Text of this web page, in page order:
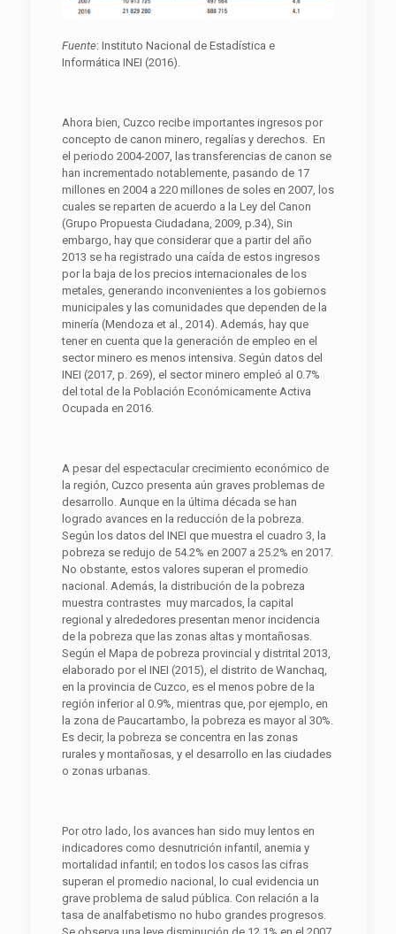
Fuente: Instituto Nacional de Estadística e
Informática INEI (2016).
Ahora bien, Cuzco recibe importantes ingresos por
concepto de canon minero, regalías y derechos. En
el periodo 2004-2007, las transferencias de canon se
han incrementado notablemente, pasando de 17
millones en 2004 a 220 millones de soles en 2007, los
cuales se reparten de acuerdo a la Ley del Canon
(Grupo Propuesta Ciudadana, 2009, p.34), Sin
embargo, hay que considerar que a partir del año
2013 se ha registrado una caída de estos ingresos
por la baja de los precios internacionales de los
metales, generando inconvenientes a los gobiernos
municipales y las comunidades que dependen de la
minería (Mendoza et al., 2014). Además, hay que
tener en cuenta que la generación de empleo en el
sector minero es menos intensiva. Según datos del
INEI (2017, p. 269), el sector minero empleó al 0.7%
del total de la Población Económicamente Activa
Ocupada en 2016.
A pesar del espectacular crecimiento económico de
la región, Cuzco presenta aún graves problemas de
desarrollo. Aunque en la última década se han
logrado avances en la reducción de la pobreza.
Según los datos del INEI que muestra el cuadro 3, la
pobreza se redujo de 54.2% en 2007 a 25.2% en 2017.
No obstante, estos valores superan el promedio
nacional. Además, la distribución de la pobreza
muestra contrastes muy marcados, la capital
regional y alrededores presentan menor incidencia
de la pobreza que las zonas altas y montañosas.
Según el Mapa de pobreza provincial y distrital 2013,
elaborado por el INEI (2015), el distrito de Wanchaq,
en la provincia de Cuzco, es el menos pobre de la
región inferior al 0.9%, mientras que, por ejemplo, en
la zona de Paucartambo, la pobreza es mayor al 30%.
Es decir, la pobreza se concentra en las zonas
rurales y montañosas, y el desarrollo en las ciudades
o zonas urbanas.
Por otro lado, los avances han sido muy lentos en
indicadores como desnutrición infantil, anemia y
mortalidad infantil; en todos los casos las cifras
superan el promedio nacional, lo cual evidencia un
grave problema de salud pública. Con relación a la
tasa de analfabetismo no hubo grandes progresos.